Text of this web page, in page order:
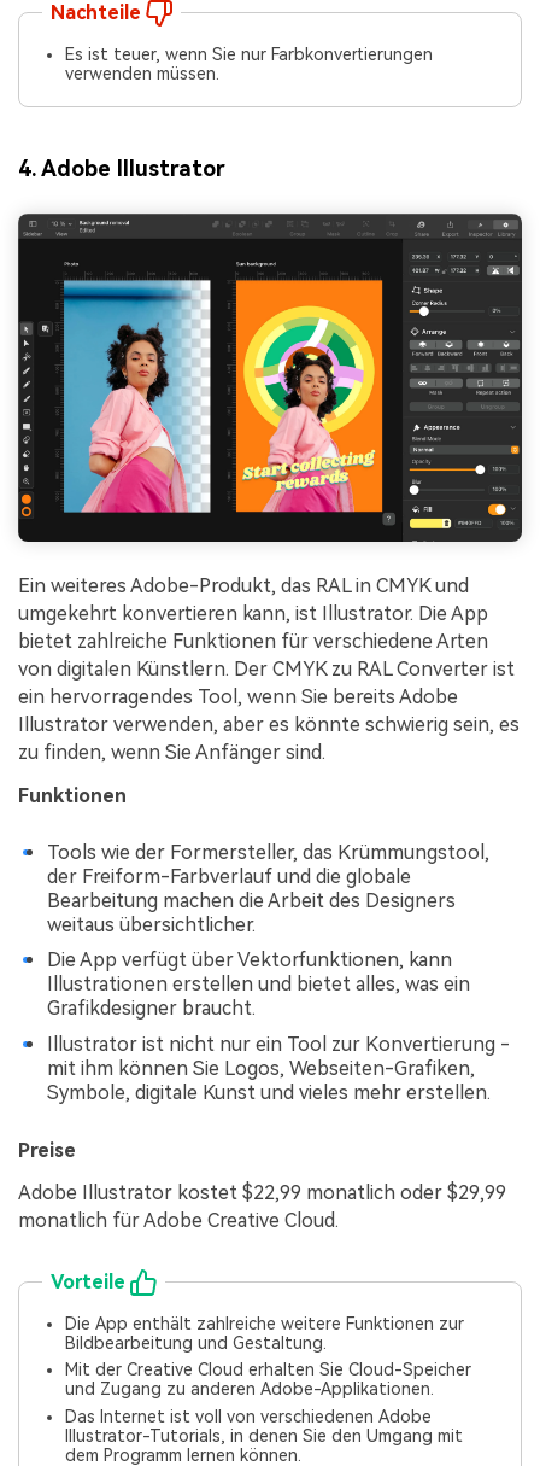
Nachteile
Es ist teuer, wenn Sie nur Farbkonvertierungen
verwenden müssen.
4. Adobe Illustrator
Ein weiteres Adobe-Produkt, das RAL in CMYK und
umgekehrt konvertieren kann, ist Illustrator. Die App
bietet zahlreiche Funktionen für verschiedene Arten
von digitalen Künstlern. Der CMYK zu RAL Converter ist
ein hervorragendes Tool, wenn Sie bereits Adobe
Illustrator verwenden, aber es könnte schwierig sein, es
zu finden, wenn Sie Anfänger sind.
Funktionen
Tools wie der Formersteller, das Krümmungstool,
der Freiform-Farbverlauf und die globale
Bearbeitung machen die Arbeit des Designers
weitaus übersichtlicher.
Die App verfügt über Vektorfunktionen, kann
Illustrationen erstellen und bietet alles, was ein
Grafikdesigner braucht.
Illustrator ist nicht nur ein Tool zur Konvertierung -
mit ihm können Sie Logos, Webseiten-Grafiken,
Symbole, digitale Kunst und vieles mehr erstellen.
Preise
Adobe Illustrator kostet $22,99 monatlich oder $29,99
monatlich für Adobe Creative Cloud.
Vorteile
Die App enthält zahlreiche weitere Funktionen zur
Bildbearbeitung und Gestaltung.
Mit der Creative Cloud erhalten Sie Cloud-Speicher
und Zugang zu anderen Adobe-Applikationen.
Das Internet ist voll von verschiedenen Adobe
Illustrator-Tutorials, in denen Sie den Umgang mit
dem Programm lernen können.